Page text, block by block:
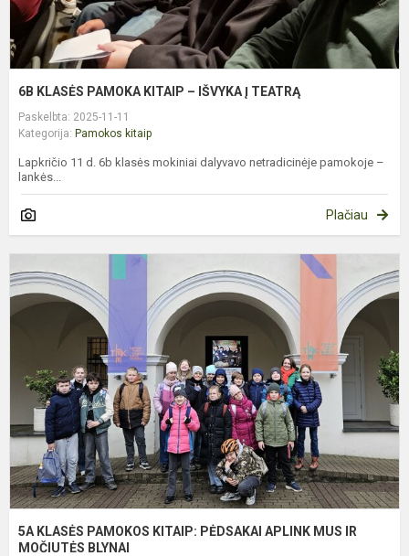
6B KLASĖS PAMOKA KITAIP – IŠVYKA Į TEATRĄ
Paskelbta: 2025-11-11
Kategorija: Pamokos kitaip
Lapkričio 11 d. 6b klasės mokiniai dalyvavo netradicinėje pamokoje –
lankės...
Plačiau
5A KLASĖS PAMOKOS KITAIP: PĖDSAKAI APLINK MUS IR
MOČIUTĖS BLYNAI